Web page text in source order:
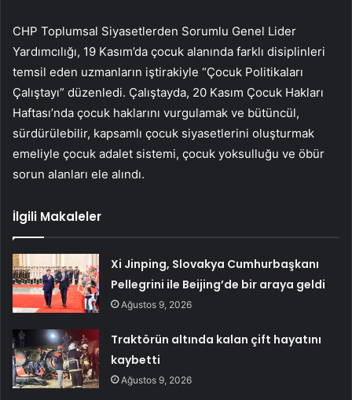
CHP Toplumsal Siyasetlerden Sorumlu Genel Lider
Yardımcılığı, 19 Kasım’da çocuk alanında farklı disiplinleri
temsil eden uzmanların iştirakiyle “Çocuk Politikaları
Çalıştayı” düzenledi. Çalıştayda, 20 Kasım Çocuk Hakları
Haftası’nda çocuk haklarını vurgulamak ve bütüncül,
sürdürülebilir, kapsamlı çocuk siyasetlerini oluşturmak
emeliyle çocuk adalet sistemi, çocuk yoksulluğu ve öbür
sorun alanları ele alındı.
İlgili Makaleler
Xi Jinping, Slovakya Cumhurbaşkanı
Pellegrini ile Beijing’de bir araya geldi
Ağustos 9, 2026
Traktörün altında kalan çift hayatını
kaybetti
Ağustos 9, 2026